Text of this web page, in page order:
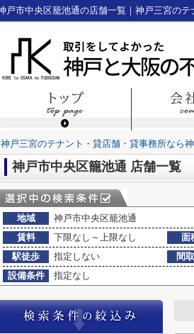
神戸三宮のテナント・貸店舗・貸事務所なら
神戸市中央区籠池通 店舗一覧
地域
神戸市中央区籠池通
賃料
下限なし～上限なし 面
駅徒歩
指定しない 間
設備条件
指定なし